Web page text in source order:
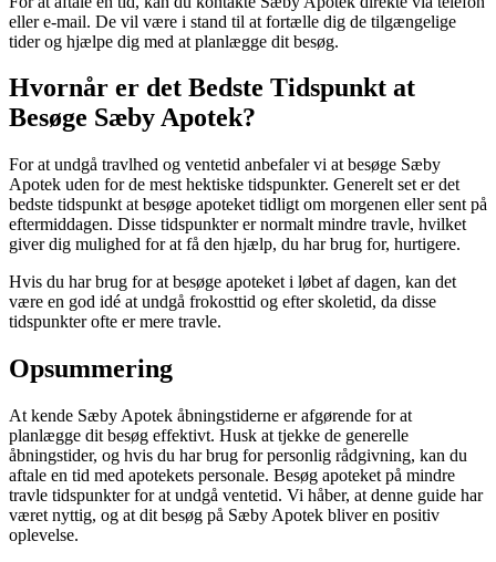
eller e-mail. De vil være i stand til at fortælle dig de tilgængelige
tider og hjælpe dig med at planlægge dit besøg.
Hvornår er det Bedste Tidspunkt at
Besøge Sæby Apotek?
For at undgå travlhed og ventetid anbefaler vi at besøge Sæby
Apotek uden for de mest hektiske tidspunkter. Generelt set er det
bedste tidspunkt at besøge apoteket tidligt om morgenen eller sent på
eftermiddagen. Disse tidspunkter er normalt mindre travle, hvilket
giver dig mulighed for at få den hjælp, du har brug for, hurtigere.
Hvis du har brug for at besøge apoteket i løbet af dagen, kan det
være en god idé at undgå frokosttid og efter skoletid, da disse
tidspunkter ofte er mere travle.
Opsummering
At kende Sæby Apotek åbningstiderne er afgørende for at
planlægge dit besøg effektivt. Husk at tjekke de generelle
åbningstider, og hvis du har brug for personlig rådgivning, kan du
aftale en tid med apotekets personale. Besøg apoteket på mindre
travle tidspunkter for at undgå ventetid. Vi håber, at denne guide har
været nyttig, og at dit besøg på Sæby Apotek bliver en positiv
oplevelse.